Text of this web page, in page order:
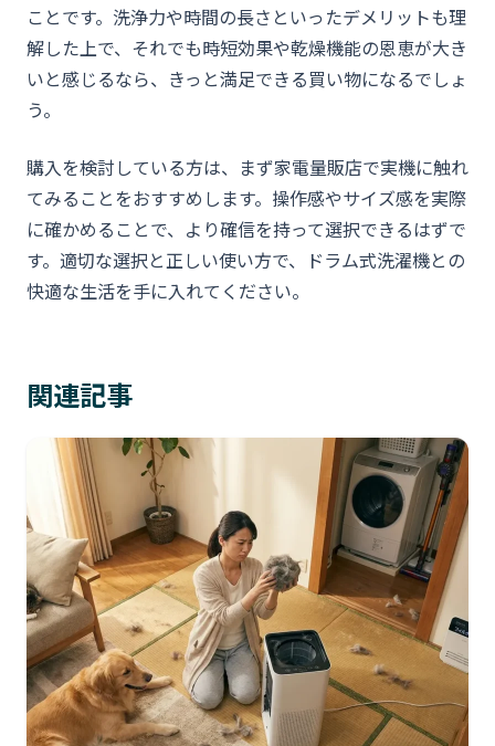
ことです。洗浄力や時間の長さといったデメリットも理
解した上で、それでも時短効果や乾燥機能の恩恵が大き
いと感じるなら、きっと満足できる買い物になるでしょ
う。
購入を検討している方は、まず家電量販店で実機に触れ
てみることをおすすめします。操作感やサイズ感を実際
に確かめることで、より確信を持って選択できるはずで
す。適切な選択と正しい使い方で、ドラム式洗濯機との
快適な生活を手に入れてください。
関連記事